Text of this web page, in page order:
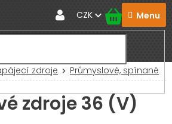
CZK
zdroje Průmyslové, spínané
zdroje 36 (V)